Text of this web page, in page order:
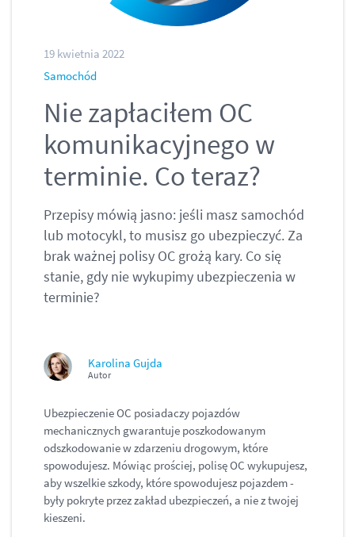
19 kwietnia 2022
Samochód
Nie zapłaciłem OC
komunikacyjnego w
terminie. Co teraz?
Karolina Gujda
Autor
Przepisy mówią jasno: jeśli masz samochód
lub motocykl, to musisz go ubezpieczyć. Za
brak ważnej polisy OC grożą kary. Co się
stanie, gdy nie wykupimy ubezpieczenia w
terminie?
Ubezpieczenie OC posiadaczy pojazdów
mechanicznych gwarantuje poszkodowanym
odszkodowanie w zdarzeniu drogowym, które
spowodujesz. Mówiąc prościej, polisę OC wykupujesz,
aby wszelkie szkody, które spowodujesz pojazdem -
były pokryte przez zakład ubezpieczeń, a nie z twojej
kieszeni.